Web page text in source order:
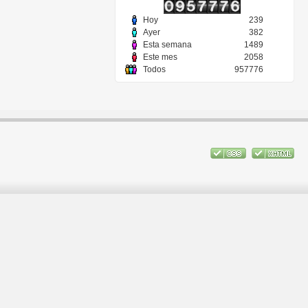
Hoy
239
Ayer
382
Esta semana
1489
Este mes
2058
Todos
957776